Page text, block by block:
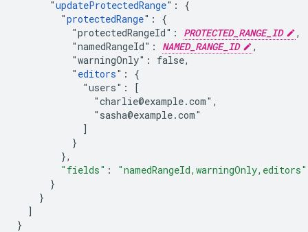
      "
updateProtectedRange": {
        "
protectedRange": {
          "protectedRangeId":
PROTECTED_RANGE_ID
,
          "namedRangeId":
NAMED_RANGE_ID
,
          "warningOnly": false,
          "
editors": {
            "users": [
              "charlie@example.com",
              "sasha@example.com"
]
}
},
"fields" :
"namedRangeId,warningOnly,editors"
}
}
]
}